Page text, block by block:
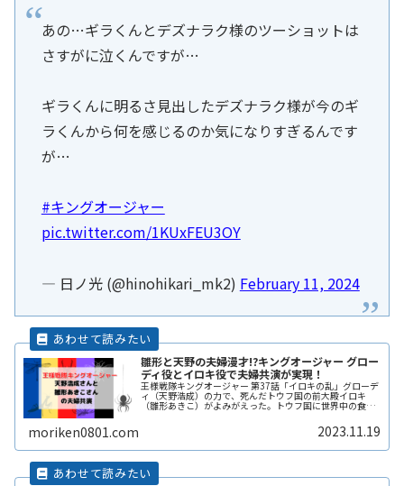
あの…ギラくんとデズナラク様のツーショットは
さすがに泣くんですが…
ギラくんに明るさ見出したデズナラク様が今のギ
ラくんから何を感じるのか気になりすぎるんです
が…
#キングオージャー
pic.twitter.com/1KUxFEU3OY
— 日ノ光 (@hinohikari_mk2) February 11, 2024
雛形と天野の夫婦漫才!?キングオージャー グロー
ディ役とイロキ役で夫婦共演が実現！
王様戦隊キングオージャー 第37話「イロキの乱」グローデ
ィ（天野浩成）の力で、死んだトウフ国の前大殿イロキ
（雛形あきこ）がよみがえった。トウフ国に世界中の食べ
物が奪われて、みんな腹ペコで大ピンチに…。カグラギ
（佳久創）は、因縁のイロキからトReadMore...
moriken0801.com 2023.11.19